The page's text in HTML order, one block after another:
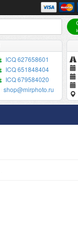
ICQ 627658601
ICQ 651848404
ICQ 679584020
shop@mirphoto.ru